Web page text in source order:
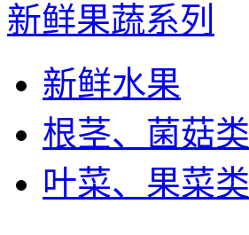
新鲜果蔬系列
新鲜水果
根茎、菌菇类
叶菜、果菜类